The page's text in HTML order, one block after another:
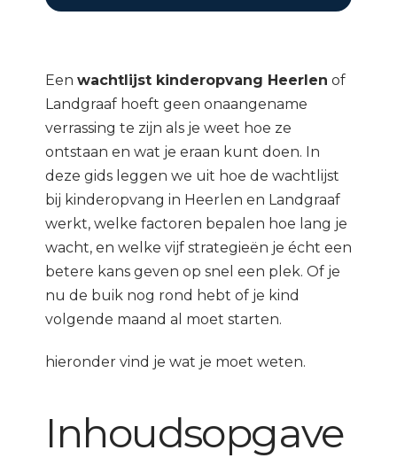
Een wachtlijst kinderopvang Heerlen of
Landgraaf hoeft geen onaangename
verrassing te zijn als je weet hoe ze
ontstaan en wat je eraan kunt doen. In
deze gids leggen we uit hoe de wachtlijst
bij kinderopvang in Heerlen en Landgraaf
werkt, welke factoren bepalen hoe lang je
wacht, en welke vijf strategieën je écht een
betere kans geven op snel een plek. Of je
nu de buik nog rond hebt of je kind
volgende maand al moet starten.
hieronder vind je wat je moet weten.
Inhoudsopgave